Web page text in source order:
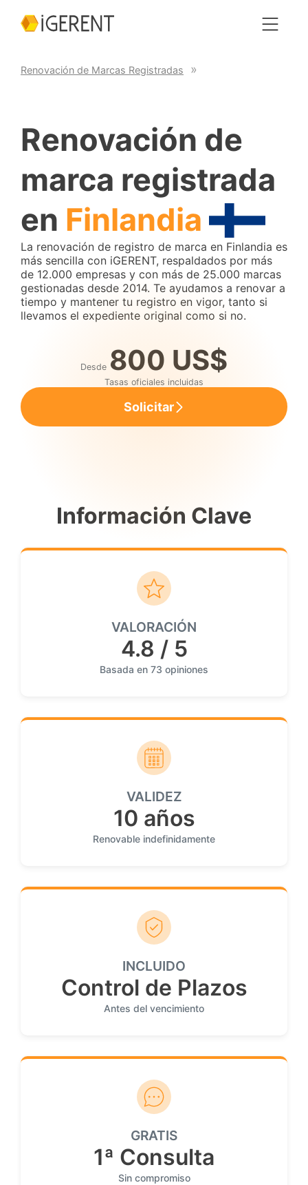
Renovación de Marcas Registradas
Renovación de
marca registrada
en Finlandia
La renovación de registro de marca en Finlandia es
más sencilla con iGERENT, respaldados por más
de 12.000 empresas y con más de 25.000 marcas
gestionadas desde 2014. Te ayudamos a renovar a
tiempo y mantener tu registro en vigor, tanto si
llevamos el expediente original como si no.
Desde 800 US$
Tasas oficiales incluidas
Solicitar
Información Clave
VALORACIÓN
4.8 / 5
Basada en 73 opiniones
VALIDEZ
10 años
Renovable indefinidamente
INCLUIDO
Control de Plazos
Antes del vencimiento
GRATIS
1ª Consulta
Sin compromiso